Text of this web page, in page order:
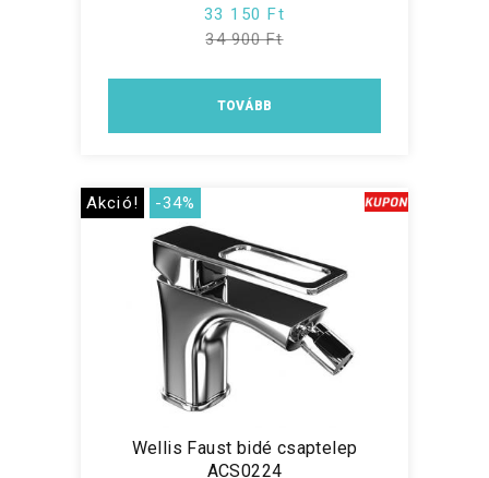
33 150 Ft
34 900 Ft
TOVÁBB
Akció! -34%
Wellis Faust bidé csaptelep
ACS0224